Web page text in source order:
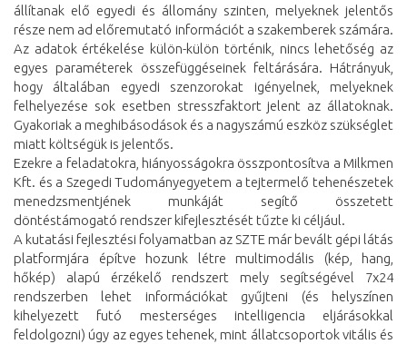
állítanak elő egyedi és állomány szinten, melyeknek jelentős
része nem ad előremutató információt a szakemberek számára.
Az adatok értékelése külön-külön történik, nincs lehetőség az
egyes paraméterek összefüggéseinek feltárására. Hátrányuk,
hogy általában egyedi szenzorokat igényelnek, melyeknek
felhelyezése sok esetben stresszfaktort jelent az állatoknak.
Gyakoriak a meghibásodások és a nagyszámú eszköz szükséglet
miatt költségük is jelentős.
Ezekre a feladatokra, hiányosságokra összpontosítva a Milkmen
Kft. és a Szegedi Tudományegyetem a tejtermelő tehenészetek
menedzsmentjének munkáját segítő összetett
döntéstámogató rendszer kifejlesztését tűzte ki céljául.
A kutatási fejlesztési folyamatban az SZTE már bevált gépi látás
platformjára építve hozunk létre multimodális (kép, hang,
hőkép) alapú érzékelő rendszert mely segítségével 7x24
rendszerben lehet információkat gyűjteni (és helyszínen
kihelyezett futó mesterséges intelligencia eljárásokkal
feldolgozni) úgy az egyes tehenek, mint állatcsoportok vitális és